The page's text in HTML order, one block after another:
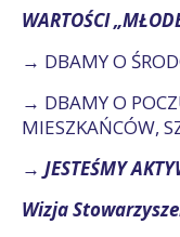
WARTOŚCI
→ DBAMY O
→ DBAMY O
MIESZKAŃCÓW,
→ JESTEŚMY
Wizja